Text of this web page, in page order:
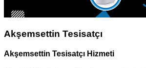
Akşemsettin Tesisatçı
Akşemsettin Tesisatçı Hizmeti